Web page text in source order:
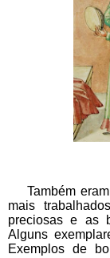
mais
preciosas e as
Alguns
Exemplos de